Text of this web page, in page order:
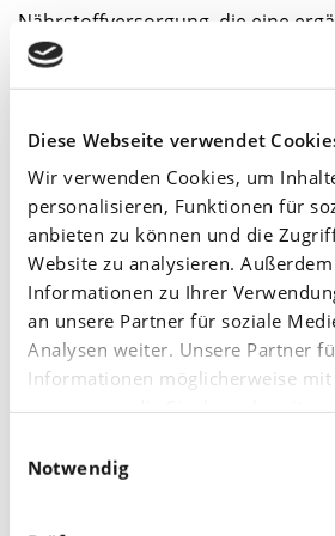
Diese Webseite verwendet
Wir verwenden Cookies, um
personalisieren, Funktionen für
anbieten zu können und die
Website zu analysieren.
Informationen zu Ihrer
an unsere Partner für soziale
Analysen weiter. Unsere Partner
Informationen möglicherweise
zusammen, die Sie ihnen
haben.
Notwendig
Nährstoffversorgung, die eine
zur organischen
sinnvoll machen. Gute, homogen
Handelsdünger erlauben eine
Ein Blick auf die verschiedenen
Anwendungsgebiete zeigt den
Mehrwert einer zusätzlichen
Herbstdüngung:Insbesondere
bei der Gerste, lässt sich die
einer Gabe zur Saat verbessern.
profitiert von einer hohen
Winter, sodass die weitere